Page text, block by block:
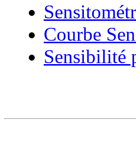
Courbe
Sensibilité